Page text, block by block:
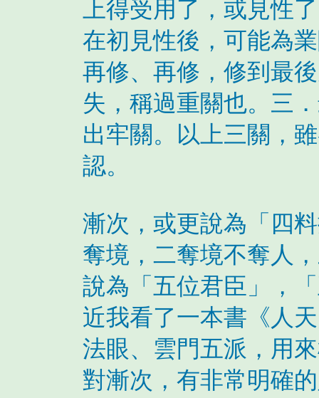
上得受用了，或見性
在初見性後，可能為
再修、再修，修到最
失，稱過重關也。三
出牢關。以上三關，
認。
漸次，或更說為「四
奪境，二奪境不奪人
說為「五位君臣」，
近我看了一本書《人
法眼、雲門五派，用
對漸次，有非常明確